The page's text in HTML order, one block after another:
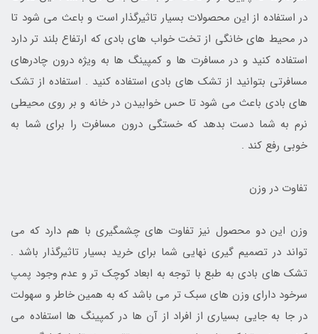
در استفاده از این محصولات بسیار تاثیرگذار است و باعث می شود تا
در محیط های خانگی از تخت خواب های بادی که ارتفاع بلند تر دارد
استفاده کنید و در مسافرت ها و کمپینگ ها به ویژه درون چادرهای
مسافرتی بتوانید از تشک های بادی استفاده کنید . استفاده از تشک
های بادی باعث می شود تا حس خوابیدن در خانه و بر روی محیطی
نرم به شما دست بدهد که خستگی درون مسافرت را برای شما به
خوبی رفع کند .
تفاوت در وزن
وزن این دو محصول نیز تفاوت های چشمگیری با هم دارد که می
تواند در تصمیم گیری نهایی شما برای خرید بسیار تاثیرگذار باشد .
تشک های بادی به طبع با توجه به ابعاد کوچک تر و عدم وجود پمپ
سرخود دارای وزن های سبک تر می باشد که به همین خاطر و سهولت
در جا به جایی بسیاری از افراد از آن ها در کمپینگ ها استفاده می